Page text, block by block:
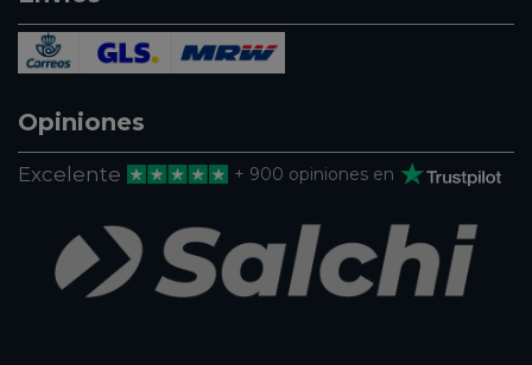
Opiniones
Excelente + 900 opiniones en